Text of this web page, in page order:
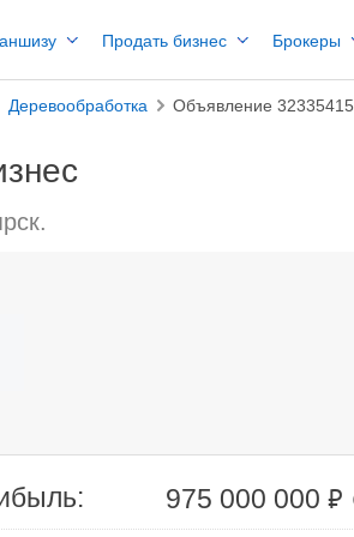
Продать бизнес Брокеры
Деревообработка Объявление 32335415
975 000 000 ₽